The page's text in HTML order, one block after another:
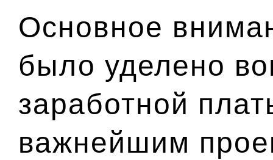
Основное
было уделено
заработной
важнейшим